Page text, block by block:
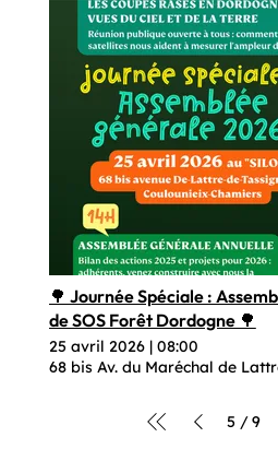
🌳 Journée Spéciale :
de SOS Forêt Dordogne 🌳
25 avril 2026| 08:00
68 bis Av. du Maréchal de
5 /9